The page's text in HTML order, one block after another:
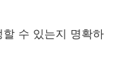
수 있는지 명확하